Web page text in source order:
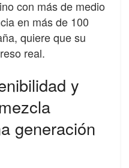
con más de medio
en más de 100
quiere que su
real.
y
generación